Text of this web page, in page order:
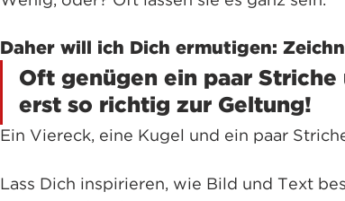
Daher will ich Dich ermutigen:
Oft genügen ein paar
erst so richtig zur Geltung!
Ein Viereck, eine Kugel und ein paar
Lass Dich inspirieren, wie Bild und Text